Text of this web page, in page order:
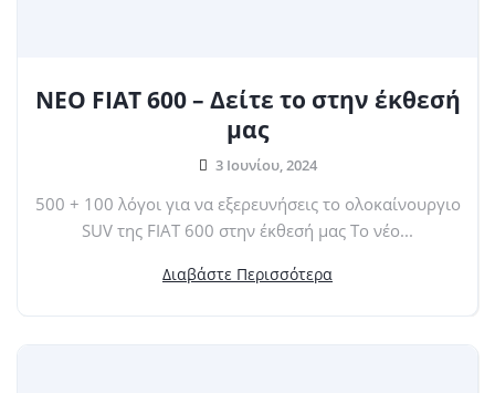
ΝΕΟ FIAT 600 – Δείτε το στην έκθεσή
μας
3 Ιουνίου, 2024
500 + 100 λόγοι για να εξερευνήσεις το ολοκαίνουργιο
SUV της FIAT 600 στην έκθεσή μας Το νέο...
Διαβάστε Περισσότερα